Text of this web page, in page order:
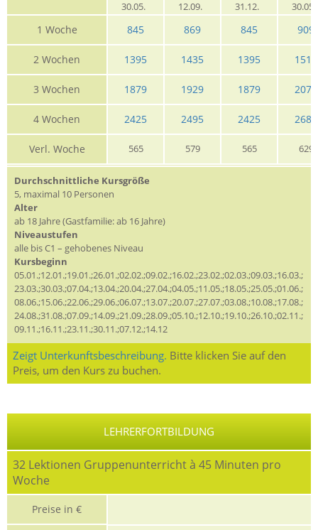
30.05. 12.09. 31.12.
1 Woche 845 869 845 909
2 Wochen 1395 1435 1395 1519
3 Wochen 1879 1929 1879 2079
4 Wochen 2425 2495 2425 2689
Verl. Woche 565 579 565 629
Durchschnittliche Kursgröße
5, maximal 10 Personen
Alter
ab 18 Jahre (Gastfamilie: ab 16 Jahre)
Niveaustufen
alle bis C1 – gehobenes Niveau
Kursbeginn
05.01.;12.01.;19.01.;26.01.;02.02.;09.02.;16.02.;23.02.;02.03.;09.03.;16.03.;
23.03.;30.03.;07.04.;13.04.;20.04.;27.04.;04.05.;11.05.;18.05.;25.05.;01.06.;
08.06.;15.06.;22.06.;29.06.;06.07.;13.07.;20.07.;27.07.;03.08.;10.08.;17.08.;
24.08.;31.08.;07.09.;14.09.;21.09.;28.09.;05.10.;12.10.;19.10.;26.10.;02.11.;
09.11.;16.11.;23.11.;30.11.;07.12.;14.12
Zeigt Unterkunftsbeschreibung. Bitte klicken Sie auf den
Preis, um den Kurs zu buchen.
LEHRERFORTBILDUNG
32 Lektionen Gruppenunterricht à 45 Minuten pro
Woche
Preise in €